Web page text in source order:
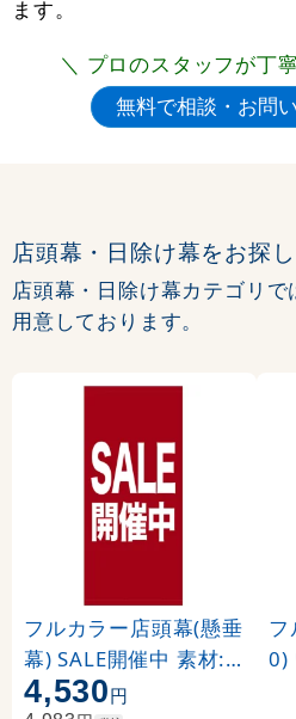
ます。
＼ プロのスタッフが丁
店頭幕・日除け幕をお探
店頭幕・日除け幕カテゴリ
用意しております。
フルカラー店頭幕(懸垂
幕) SALE開催中 素材:
ポンジ (69540)
4,530円
フ
0)